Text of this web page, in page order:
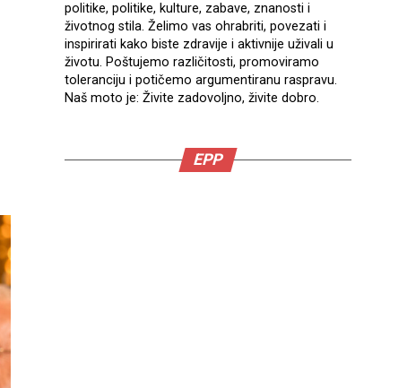
politike, politike, kulture, zabave, znanosti i
životnog stila. Želimo vas ohrabriti, povezati i
inspirirati kako biste zdravije i aktivnije uživali u
životu. Poštujemo različitosti, promoviramo
toleranciju i potičemo argumentiranu raspravu.
Naš moto je: Živite zadovoljno, živite dobro.
EPP